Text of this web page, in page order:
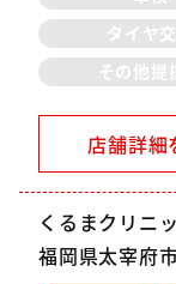
タイヤ
その他提
店舗詳細
くるまクリニ
福岡県太宰府